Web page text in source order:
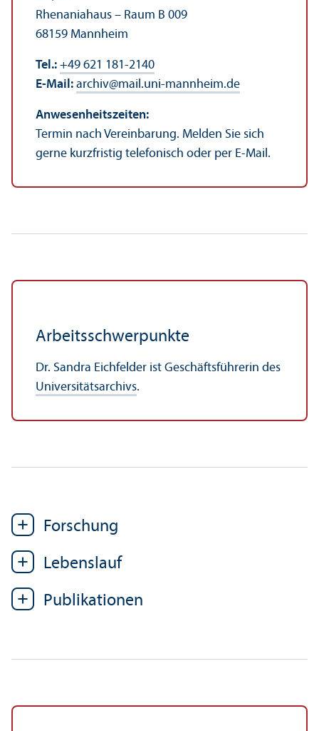
Rhenaniahaus – Raum B 009
68159 Mannheim
Tel.: +49 621 181-2140
E-Mail: archiv@mail.uni-mannheim.de
Anwesenheits­zeiten:
Termin nach Vereinbarung. Melden Sie sich
gerne kurzfristig telefonisch oder per E-Mail.
Arbeits­schwerpunkte
Dr. Sandra Eichfelder ist Geschäfts­führerin des
Universitäts­archivs.
Forschung
Lebens­lauf
Publikationen